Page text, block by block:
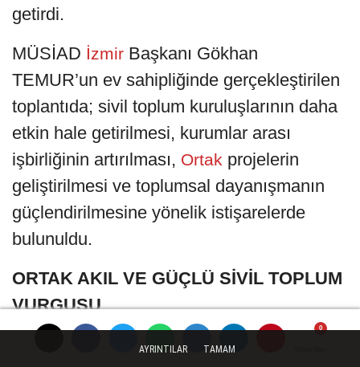
getirdi.
MÜSİAD İzmir Başkanı Gökhan
TEMUR’un ev sahipliğinde gerçekleştirilen
toplantıda; sivil toplum kuruluşlarının daha
etkin hale getirilmesi, kurumlar arası
işbirliğinin artırılması, Ortak projelerin
geliştirilmesi ve toplumsal dayanışmanın
güçlendirilmesine yönelik istişarelerde
bulunuldu.
ORTAK AKIL VE GÜÇLÜ SİVİL TOPLUM
VURGUSU
Programın açılışında konuşan MÜSİAD
AYRINTILAR TAMAM